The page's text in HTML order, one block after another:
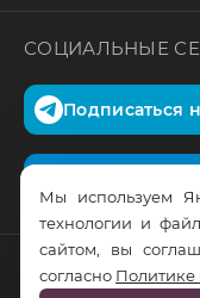
СОЦИАЛЬНЫЕ
Подписаться
© RusTrus. 2011-
Мы используем
технологии и
сайтом, вы
согласно Политике